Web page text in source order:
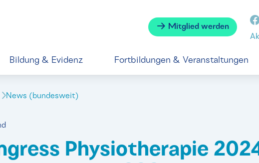
Mitglied werden
Bildung & Evidenz Fortbildungen & Veranstaltungen
News (bundesweit)
Physiotherapie